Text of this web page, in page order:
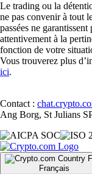
Le trading ou la
ne pas convenir à tout
passées ne
attentivement à la
fonction de votre
Vous trouverez plus
ici.
Contact :
Ang Borg, St Julians
Français